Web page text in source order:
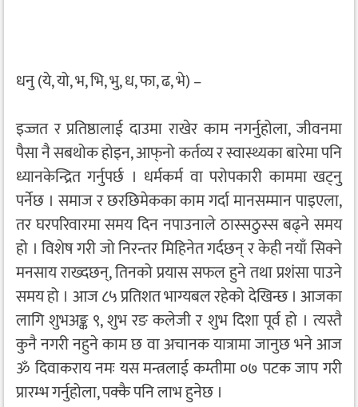
धनु (ये, यो, भ, भि, भु, ध, फा, ढ, भे) –
इज्जत र प्रतिष्ठालाई दाउमा राखेर काम नगर्नुहोला, जीवनमा
पैसा नै सबथोक होइन, आफ्‌नो कर्तव्य र स्वास्थ्यका बारेमा पनि
ध्यानकेन्द्रित गर्नुपर्छ । धर्मकर्म वा परोपकारी काममा खट्नु
पर्नेछ । समाज र छरछिमेकका काम गर्दा मानसम्मान पाइएला,
तर घरपरिवारमा समय दिन नपाउनाले ठास्सठुस्स बढ्ने समय
हो । विशेष गरी जो निरन्तर मिहिनेत गर्दछन् र केही नयाँ सिक्ने
मनसाय राख्दछन्, तिनको प्रयास सफल हुने तथा प्रशंसा पाउने
समय हो । आज ८५ प्रतिशत भाग्यबल रहेको देखिन्छ । आजका
लागि शुभअङ्क ९, शुभ रङ कलेजी र शुभ दिशा पूर्व हो । त्यस्तै
कुनै नगरी नहुने काम छ वा अचानक यात्रामा जानुछ भने आज
ॐ दिवाकराय नमः यस मन्त्रलाई कम्तीमा ०७ पटक जाप गरी
प्रारम्भ गर्नुहोला, पक्कै पनि लाभ हुनेछ ।